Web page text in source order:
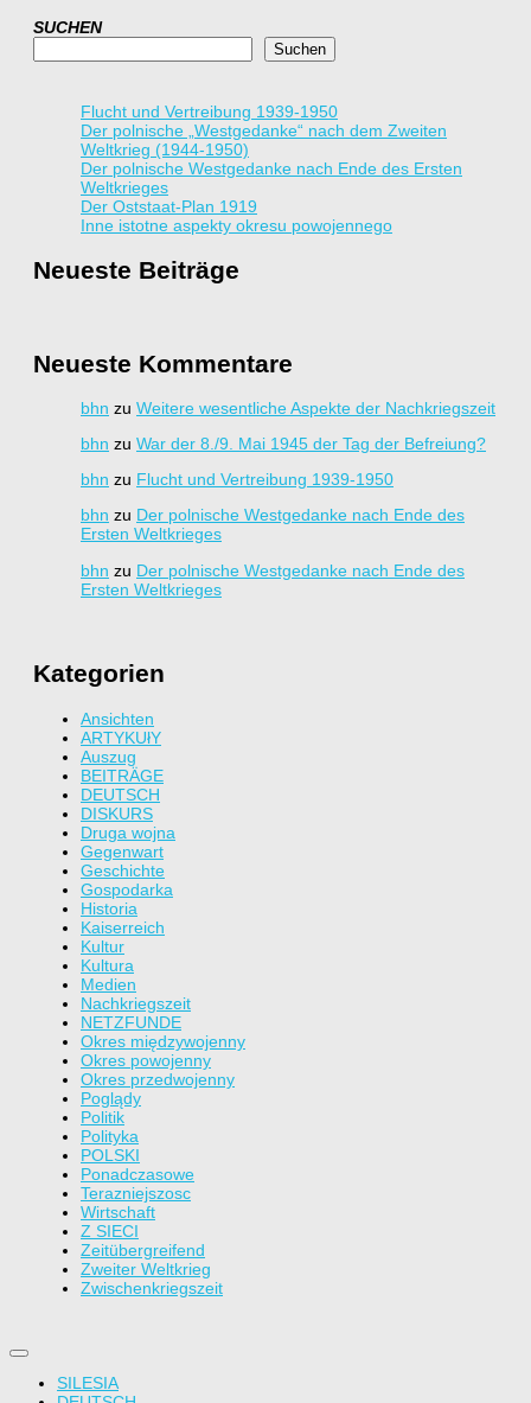
SUCHEN
Suchen
Flucht und Vertreibung 1939-1950
Der polnische „Westgedanke“ nach dem Zweiten
Weltkrieg (1944-1950)
Der polnische Westgedanke nach Ende des Ersten
Weltkrieges
Der Oststaat-Plan 1919
Inne istotne aspekty okresu powojennego
Neueste Beiträge
Neueste Kommentare
bhn zu Weitere wesentliche Aspekte der Nachkriegszeit
bhn zu War der 8./9. Mai 1945 der Tag der Befreiung?
bhn zu Flucht und Vertreibung 1939-1950
bhn zu Der polnische Westgedanke nach Ende des
Ersten Weltkrieges
bhn zu Der polnische Westgedanke nach Ende des
Ersten Weltkrieges
Kategorien
Ansichten
ARTYKUłY
Auszug
BEITRÄGE
DEUTSCH
DISKURS
Druga wojna
Gegenwart
Geschichte
Gospodarka
Historia
Kaiserreich
Kultur
Kultura
Medien
Nachkriegszeit
NETZFUNDE
Okres międzywojenny
Okres powojenny
Okres przedwojenny
Poglądy
Politik
Polityka
POLSKI
Ponadczasowe
Terazniejszosc
Wirtschaft
Z SIECI
Zeitübergreifend
Zweiter Weltkrieg
Zwischenkriegszeit
SILESIA